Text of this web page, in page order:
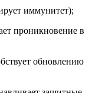
иммунитет);
проникновение в
обновлению